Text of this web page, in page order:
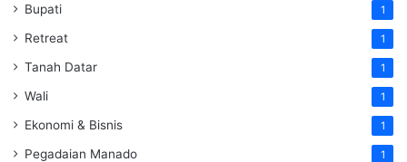
Bupati 1
Retreat 1
Tanah Datar 1
Wali 1
Ekonomi & Bisnis 1
Pegadaian Manado 1